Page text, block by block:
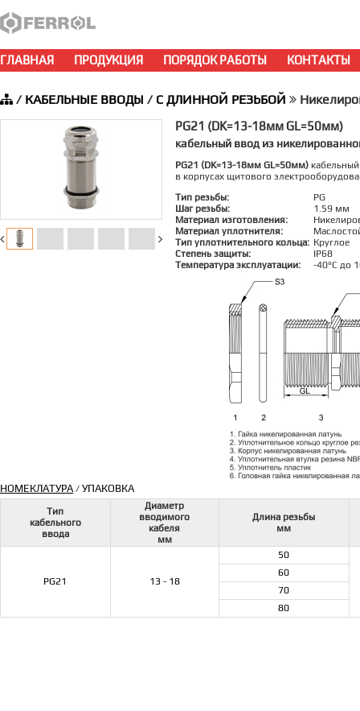
ГЛАВНАЯ ПРОДУКЦИЯ ПОРЯДОК РАБОТЫ КОНТАКТЫ
/ КАБЕЛЬНЫЕ ВВОДЫ / С ДЛИННОЙ РЕЗЬБОЙ
PG21 (DK=13-18мм GL=50мм)
кабельный ввод из
PG21 (DK=13-18мм GL=50мм)
в корпусах щитового
Тип резьбы:
PG
Шаг резьбы:
1.59 мм
Материал изготовления:
Материал уплотнителя:
Тип уплотнительного кольца: Круглое
Степень защиты:
IP68
Температура эксплуатации:
-40°C до
НОМЕКЛАТУРА/ УПАКОВКА
Тип
кабельного
ввода
Диаметр
вводимого
кабеля
мм
Длина резьбы
мм
PG21 13 - 18
50
60
70
80